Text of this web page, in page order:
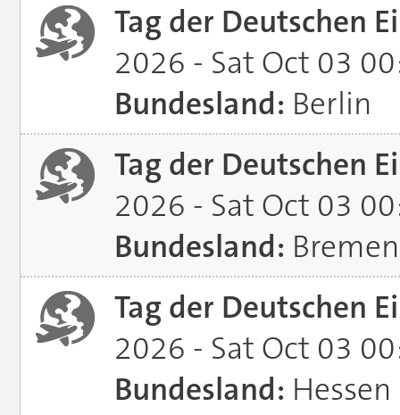
Tag der Deutschen
2026 - Sat Oct 03
Bundesland: Berlin
Tag der Deutschen
2026 - Sat Oct 03
Bundesland: Bremen
Tag der Deutschen
2026 - Sat Oct 03
Bundesland: Hessen